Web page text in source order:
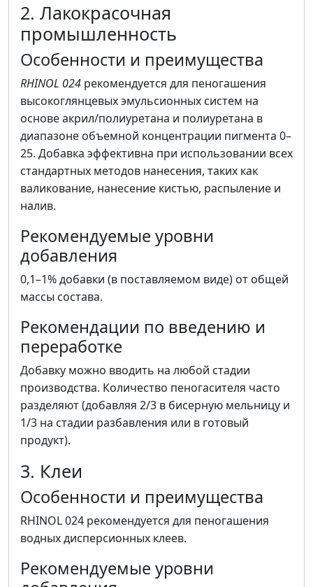
2. Лакокрасочная
промышленность
Особенности и преимущества
RHINOL 024 рекомендуется для пеногашения
высокоглянцевых эмульсионных систем на
основе акрил/полиуретана и полиуретана в
диапазоне объемной концентрации пигмента 0–
25. Добавка эффективна при использовании всех
стандартных методов нанесения, таких как
валикование, нанесение кистью, распыление и
налив.
Рекомендуемые уровни
добавления
0,1–1% добавки (в поставляемом виде) от общей
массы состава.
Рекомендации по введению и
переработке
Добавку можно вводить на любой стадии
производства. Количество пеногасителя часто
разделяют (добавляя 2/3 в бисерную мельницу и
1/3 на стадии разбавления или в готовый
продукт).
3. Клеи
Особенности и преимущества
RHINOL 024 рекомендуется для пеногашения
водных дисперсионных клеев.
Рекомендуемые уровни